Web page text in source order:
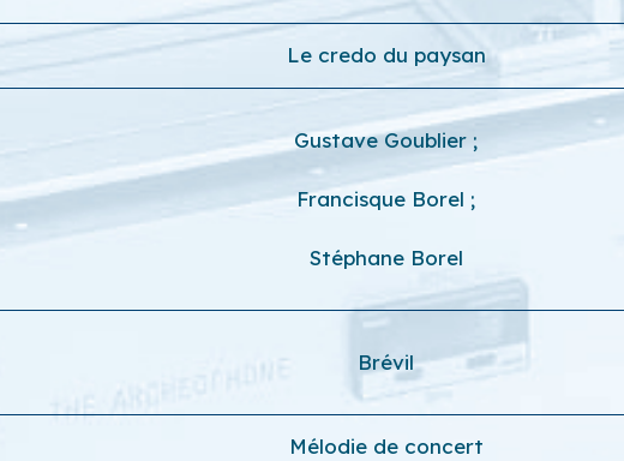
Le credo du paysan
Gustave Goublier ;
Francisque Borel ;
Stéphane Borel
Brévil
Mélodie de concert